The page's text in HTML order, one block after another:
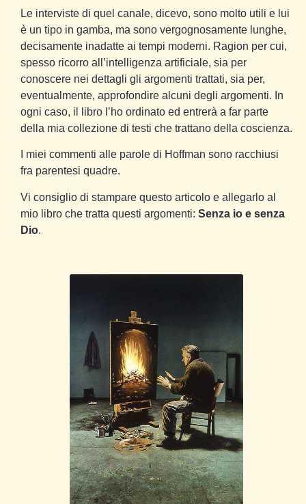
Le interviste di quel canale, dicevo, sono molto utili e lui
è un tipo in gamba, ma sono vergognosamente lunghe,
decisamente inadatte ai tempi moderni. Ragion per cui,
spesso ricorro all’intelligenza artificiale, sia per
conoscere nei dettagli gli argomenti trattati, sia per,
eventualmente, approfondire alcuni degli argomenti. In
ogni caso, il libro l’ho ordinato ed entrerà a far parte
della mia collezione di testi che trattano della coscienza.
I miei commenti alle parole di Hoffman sono racchiusi
fra parentesi quadre.
Vi consiglio di stampare questo articolo e allegarlo al
mio libro che tratta questi argomenti: Senza io e senza
Dio.